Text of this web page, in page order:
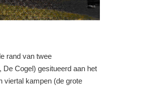
rand van twee
De Cogel) gesitueerd aan het
viertal kampen (de grote